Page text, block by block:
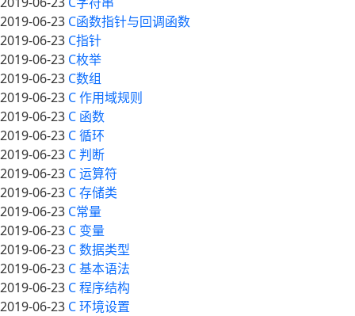
2019-06-23 C函数指针与回调函数
2019-06-23 C指针
2019-06-23 C枚举
2019-06-23 C数组
2019-06-23 C 作用域规则
2019-06-23 C 函数
2019-06-23 C 循环
2019-06-23 C 判断
2019-06-23 C 运算符
2019-06-23 C 存储类
2019-06-23 C常量
2019-06-23 C 变量
2019-06-23 C 数据类型
2019-06-23 C 基本语法
2019-06-23 C 程序结构
2019-06-23 C 环境设置